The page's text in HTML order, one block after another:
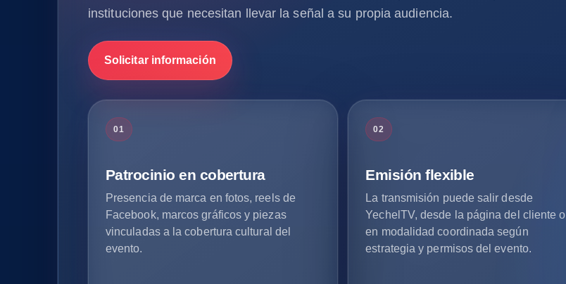
instituciones que necesitan llevar la señal a su propia audiencia.
Solicitar información
01
Patrocinio en cobertura
Presencia de marca en fotos, reels de
Facebook, marcos gráficos y piezas
vinculadas a la cobertura cultural del
evento.
02
Emisión flexible
La transmisión puede salir desde
YechelTV, desde la página del cliente o
en modalidad coordinada según
estrategia y permisos del evento.